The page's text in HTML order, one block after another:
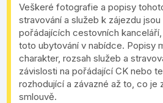
Veškeré fotografie a popisy
stravování a služeb k zájezdu
pořádajících cestovních
toto ubytování v nabídce. Popisy
charakter, rozsah služeb a
závislosti na pořádající CK nebo
rozhodující a závazné až to, co je
smlouvě.